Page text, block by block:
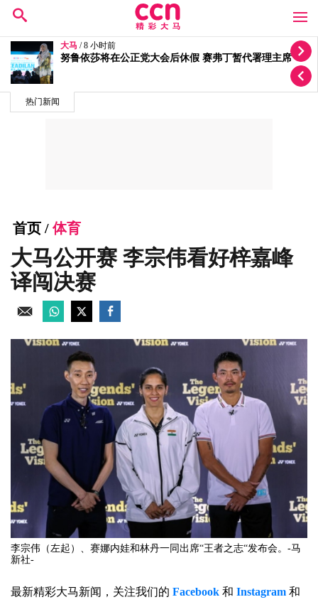
热门新闻
大马 / 11 小时前
质疑选区拨款变成公正党区部基金 李健聪促政府交代
首页 / 体育
大马公开赛 李宗伟看好梓嘉峰
译闯决赛
李宗伟（左起）、赛娜内娃和林丹一同出席“王者之志“发布会。-马
新社-
最新精彩大马新闻，关注我们的 Facebook 和 Instagram 和